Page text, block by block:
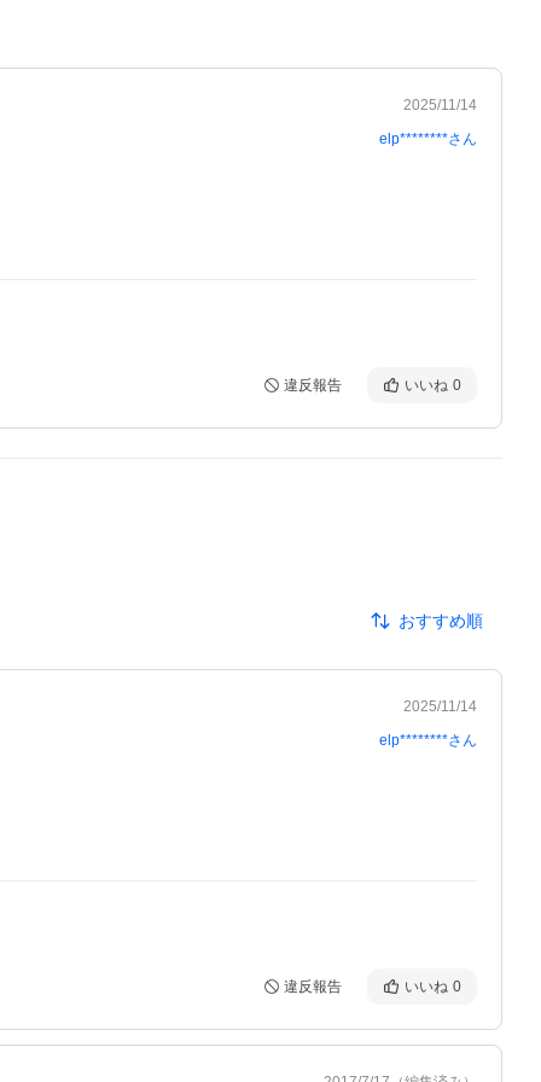
2025/11/14
elp********さん
違反報告 いいね 0
おすすめ順
2025/11/14
elp********さん
違反報告 いいね 0